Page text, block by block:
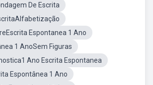
De Escrita
Espontanea 1 Ano
1 AnoSem Figuras
Ano Escrita Espontanea
Espontânea 1 Ano